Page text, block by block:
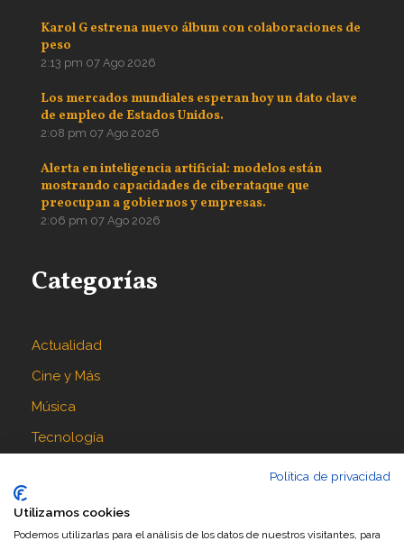
Karol G estrena nuevo álbum con colaboraciones de
peso
2:13 pm 07 Ago 2026
Los mercados mundiales esperan hoy un dato clave
de empleo de Estados Unidos.
2:08 pm 07 Ago 2026
Alerta en inteligencia artificial: modelos están
mostrando capacidades de ciberataque que
preocupan a gobiernos y empresas.
2:06 pm 07 Ago 2026
Categorías
Actualidad
Cine y Más
Música
Tecnología
Síguenos en
Política de privacidad
Utilizamos cookies
Podemos utilizarlas para el análisis de los datos de nuestros visitantes, para